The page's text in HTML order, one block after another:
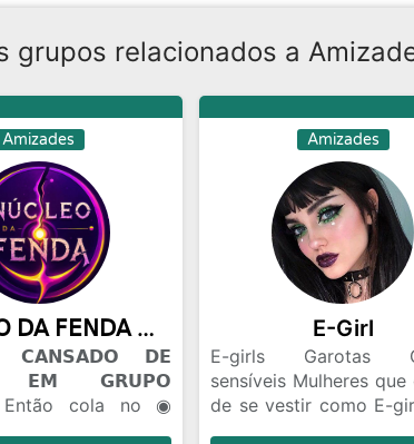
grupos relacionados a
Amizades
𝖭𝖴𝖢𝖫𝖤𝖮 𝖣𝖠 𝖥𝖤𝖭𝖣𝖠 ◉ 100m
𝗗𝗘
𝗘𝗠 𝗚𝗥𝗨𝗣𝗢
cola no ◉
Amizades
E-Girl
E-girls Garotas
sensíveis Mulheres que
de se vestir como E-